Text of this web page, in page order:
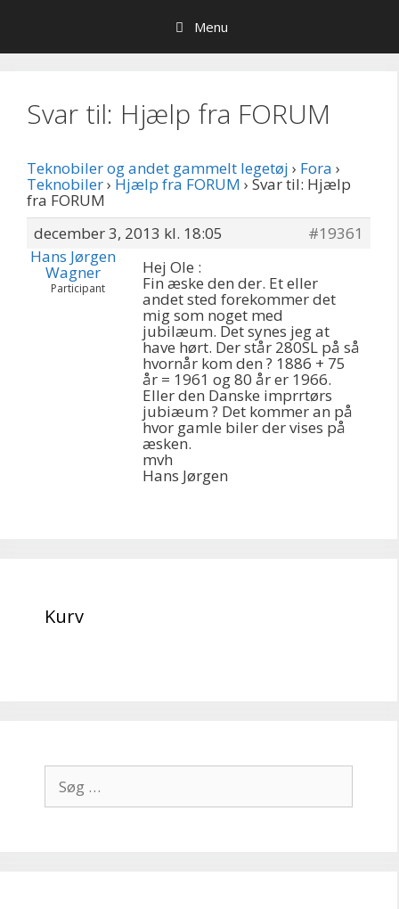
indhold
Menu
Svar til: Hjælp fra FORUM
Teknobiler og andet gammelt legetøj › Fora ›
Teknobiler› Hjælp fra FORUM › Svar til: Hjælp
fra FORUM
december 3, 2013 kl. 18:05
#19361
Hans Jørgen
Wagner
Participant
Hej Ole :
Fin æske den der. Et eller
andet sted forekommer det
mig som noget med
jubilæum. Det synes jeg at
have hørt. Der står 280SL på så
hvornår kom den ? 1886 + 75
år = 1961 og 80 år er 1966.
Eller den Danske imprrtørs
jubiæum ? Det kommer an på
hvor gamle biler der vises på
æsken.
mvh
Hans Jørgen
Kurv
efter: